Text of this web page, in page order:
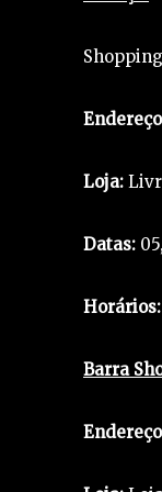
Loja:
Datas:
Horários:
Barra